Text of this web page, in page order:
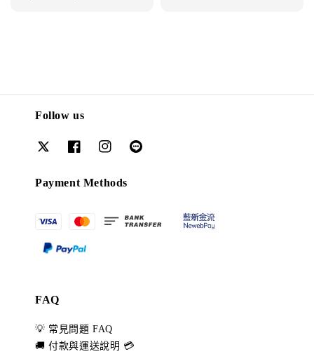
Follow us
Payment Methods
FAQ
💡 常見問題 FAQ
🚚 付款與運送說明 💳